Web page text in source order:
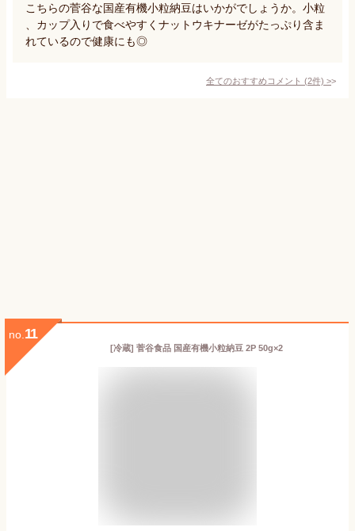
こちらの菅谷な国産有機小粒納豆はいかがでしょうか。小粒
、カップ入りで食べやすくナットウキナーゼがたっぷり含ま
れているので健康にも◎
全てのおすすめコメント (2件) >
no. 11
[冷蔵] 菅谷食品 国産有機小粒納豆 2P 50g×2